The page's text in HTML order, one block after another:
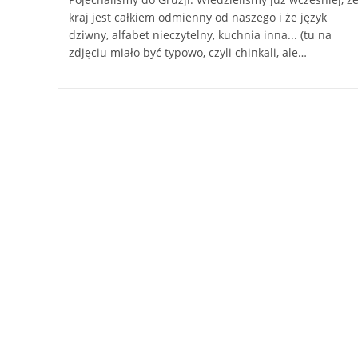
kraj jest całkiem odmienny od naszego i że język
dziwny, alfabet nieczytelny, kuchnia inna... (tu na
zdjęciu miało być typowo, czyli chinkali, ale…